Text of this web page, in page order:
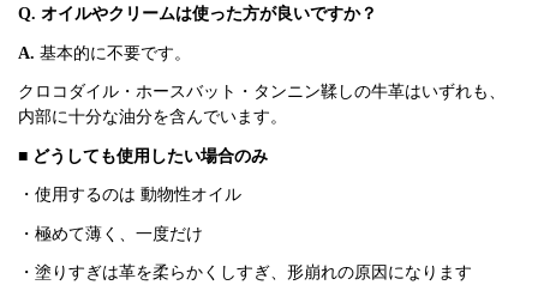
Q. オイルやクリームは使った方が良いですか？
A. 基本的に不要です。
クロコダイル・ホースバット・タンニン鞣しの牛革はいずれも、
内部に十分な油分を含んでいます。
■ どうしても使用したい場合のみ
・使用するのは 動物性オイル
・極めて薄く、一度だけ
・塗りすぎは革を柔らかくしすぎ、形崩れの原因になります